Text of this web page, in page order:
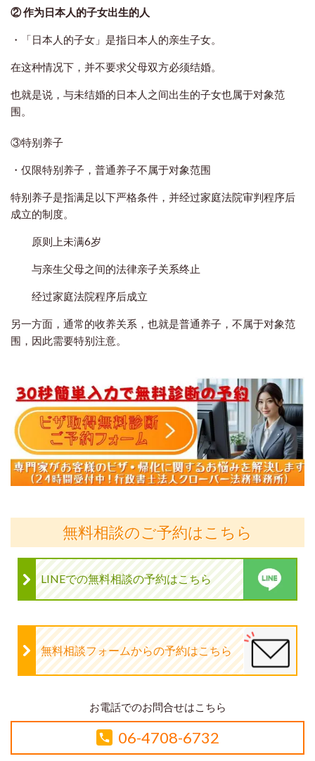
② 作为日本人的子女出生的人
・ 「日本人的子女」是指日本人的亲生子女。
在这种情况下，并不要求父母双方必须结婚。
也就是说， 与未结婚的日本人之间出生的子女也属于对象范
围。
③特别养子
・仅限特别养子，普通养子不属于对象范围
特别养子是指满足以下严格条件，并经过家庭法院审判程序后
成立的制度。
原则上未满6岁
与亲生父母之间的法律亲子关系终止
经过家庭法院程序后成立
另一方面，通常的收养关系，也就是普通养子，不属于对象范
围，因此需要特别注意。
無料相談のご予約はこちら
LINEでの無料相談の予約はこちら
無料相談フォームからの予約はこちら
お電話でのお問合せはこちら
06-4708-6732